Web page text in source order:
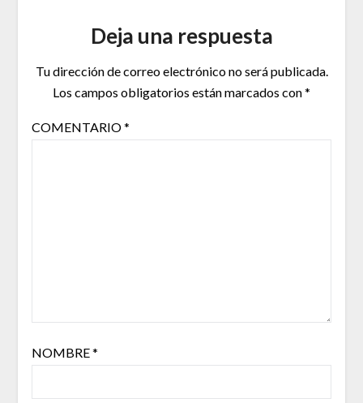
Deja una respuesta
Tu dirección de correo electrónico no será publicada.
Los campos obligatorios están marcados con*
COMENTARIO*
NOMBRE*